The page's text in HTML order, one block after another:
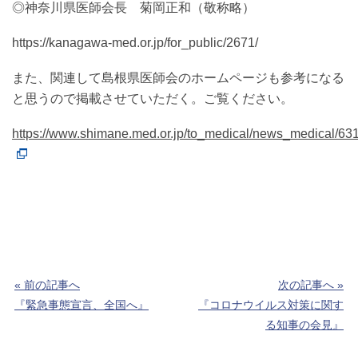
◎神奈川県医師会長 菊岡正和（敬称略）
https://kanagawa-med.or.jp/for_public/2671/
また、関連して島根県医師会のホームページも参考になる
と思うので掲載させていただく。ご覧ください。
https://www.shimane.med.or.jp/to_medical/news_medical/
« 前の記事へ
『緊急事態宣言、全国へ』
次の記事へ »
『コロナウイルス対策に関す
る知事の会見』